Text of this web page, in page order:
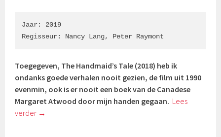
Jaar: 2019
Regisseur: Nancy Lang, Peter Raymont
Toegegeven, The Handmaid’s Tale (2018) heb ik
ondanks goede verhalen nooit gezien, de film uit 1990
evenmin, ook is er nooit een boek van de Canadese
Margaret Atwood door mijn handen gegaan. Lees
verder →